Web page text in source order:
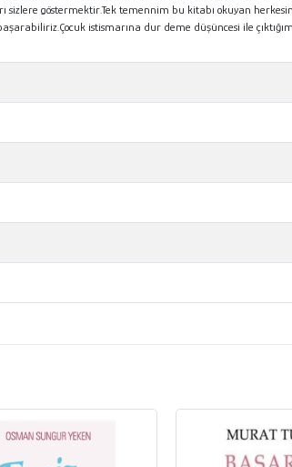
sizlere göstermektir.Tek temennim bu kitabı okuyan
istismarına dur deme düşüncesi ile